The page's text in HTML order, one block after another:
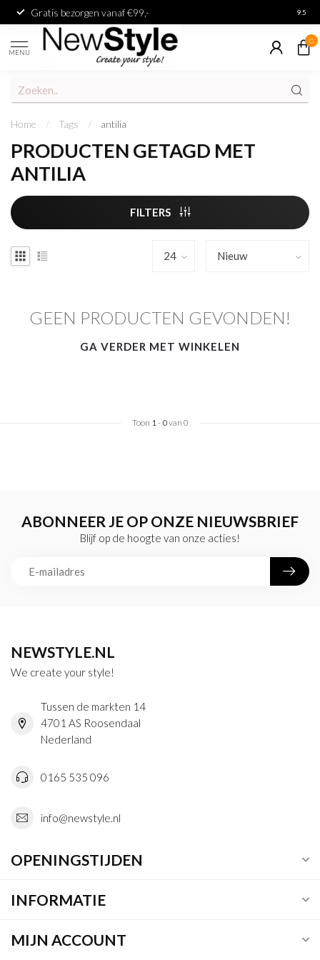
Gratis bezorgen vanaf €99,- 9.5
MENU
0
Home / Tags / antilia
PRODUCTEN GETAGD MET
ANTILIA
FILTERS
GEEN PRODUCTEN GEVONDEN!
GA VERDER MET WINKELEN
Toon 1- 0van 0
ABONNEER JE OP ONZE NIEUWSBRIEF
Blijf op de hoogte van onze acties!
NEWSTYLE.NL
We create your style!
Tussen de markten 14
4701 AS Roosendaal
Nederland
0165 535 096
info@newstyle.nl
OPENINGSTIJDEN
INFORMATIE
MIJN ACCOUNT